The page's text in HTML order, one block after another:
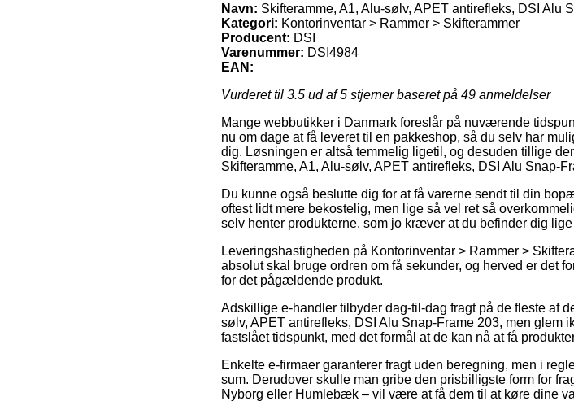
Navn: Skifteramme, A1, Alu-sølv, APET antirefleks, DSI Alu
Kategori: Kontorinventar > Rammer > Skifterammer
Producent: DSI
Varenummer: DSI4984
EAN:
Vurderet til 3.5 ud af 5 stjerner baseret på 49 anmeldelser
Mange webbutikker i Danmark foreslår på nuværende
nu om dage at få leveret til en pakkeshop, så du selv har
dig. Løsningen er altså temmelig ligetil, og desuden tillige
Skifteramme, A1, Alu-sølv, APET antirefleks, DSI Alu Snap-
Du kunne også beslutte dig for at få varerne sendt til din
oftest lidt mere bekostelig, men lige så vel ret så
selv henter produkterne, som jo kræver at du befinder dig
Leveringshastigheden på Kontorinventar > Rammer >
absolut skal bruge ordren om få sekunder, og herved er det
for det pågældende produkt.
Adskillige e-handler tilbyder dag-til-dag fragt på de fleste af
sølv, APET antirefleks, DSI Alu Snap-Frame 203, men glem
fastslået tidspunkt, med det formål at de kan nå at få
Enkelte e-firmaer garanterer fragt uden beregning, men i
sum. Derudover skulle man gribe den prisbilligste form for
Nyborg eller Humlebæk – vil være at få dem til at køre dine